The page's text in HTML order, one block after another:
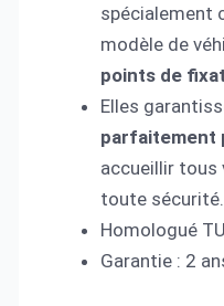
spécialement
modèle de
points de
Elles
parfaitement
accueillir tous
toute sécurité.
Homologué
Garantie : 2